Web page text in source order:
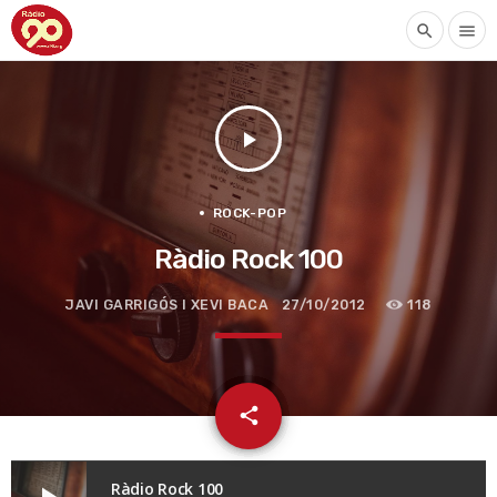
search menu
play_arrow
ROCK-POP
Ràdio Rock 100
JAVI GARRIGÓS I XEVI BACA 27/10/2012 118
share
email
Ràdio Rock 100